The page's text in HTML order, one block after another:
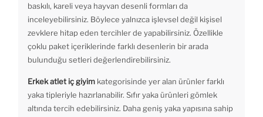
baskılı, kareli veya hayvan desenli formları da
inceleyebilirsiniz. Böylece yalnızca işlevsel değil kişisel
zevklere hitap eden tercihler de yapabilirsiniz. Özellikle
çoklu paket içeriklerinde farklı desenlerin bir arada
bulunduğu setleri değerlendirebilirsiniz.
Erkek atlet iç giyim kategorisinde yer alan ürünler farklı
yaka tipleriyle hazırlanabilir. Sıfır yaka ürünleri gömlek
altında tercih edebilirsiniz. Daha geniş yaka yapısına sahip